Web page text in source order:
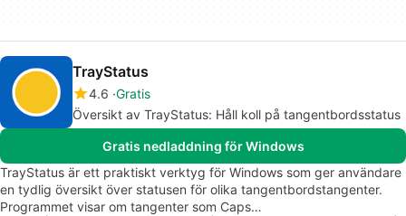
TrayStatus
4.6 Gratis
Översikt av TrayStatus: Håll koll på tangentbordsstatus
Gratis nedladdning för Windows
TrayStatus är ett praktiskt verktyg för Windows som ger användare
en tydlig översikt över statusen för olika tangentbordstangenter.
Programmet visar om tangenter som Caps…